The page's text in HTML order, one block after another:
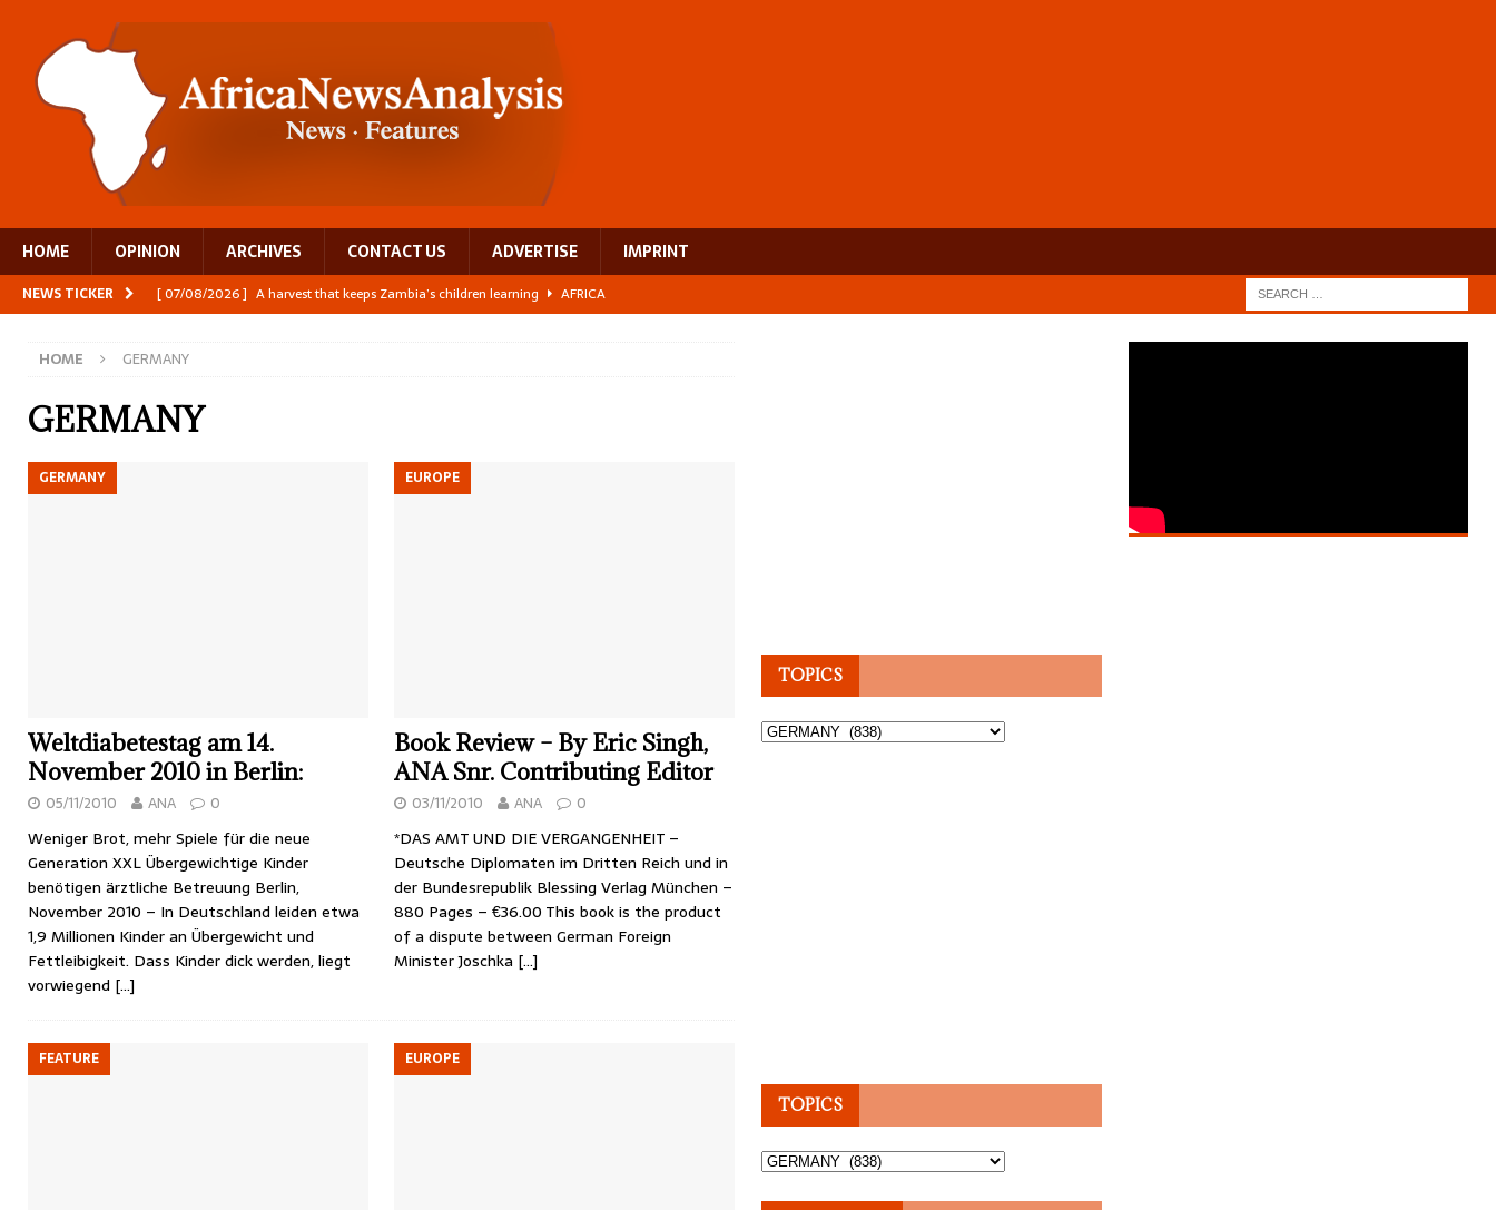
HOME OPINION ARCHIVES CONTACT US ADVERTISE IMPRINT
NEWS TICKER [ 07/08/2026 ] A harvest that keeps Zambia’s children learning
AFRICA
[ 06/08/2026 ]
[ 05/08/2026 ]
HOME GERMANY
GERMANY
GERMANY
Weltdiabetestag am 14.
November 2010 in Berlin:
05/11/2010 ANA 0
Weniger Brot, mehr Spiele für die neue
Generation XXL Übergewichtige Kinder
benötigen ärztliche Betreuung Berlin,
November 2010 – In Deutschland leiden etwa
1,9 Millionen Kinder an Übergewicht und
Fettleibigkeit. Dass Kinder dick werden, liegt
vorwiegend […]
EUROPE
Book Review – By Eric Singh,
ANA Snr. Contributing Editor
03/11/2010 ANA 0
*DAS AMT UND DIE VERGANGENHEIT –
Deutsche Diplomaten im Dritten Reich und in
der Bundesrepublik Blessing Verlag München –
880 Pages – €36.00 This book is the product
of a dispute between German Foreign
Minister Joschka […]
FEATURE EUROPE
TOPICS
Topics
TOPICS
Topics